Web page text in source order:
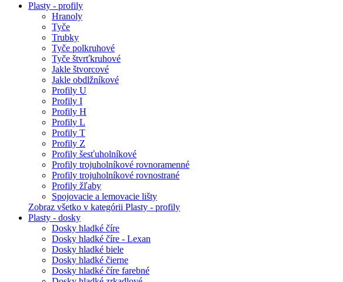
Plasty - profily
Hranoly
Tyče
Trubky
Tyče polkruhové
Tyče štvrťkruhové
Jakle štvorcové
Jakle obdlžníkové
Profily U
Profily I
Profily H
Profily L
Profily T
Profily Z
Profily šesťuholníkové
Profily trojuholníkové rovnoramenné
Profily trojuholníkové rovnostrané
Profily žľaby
Spojovacie a lemovacie lišty
Zobraz všetko v kategórii Plasty - profily
Plasty - dosky
Dosky hladké číre
Dosky hladké číre - Lexan
Dosky hladké biele
Dosky hladké čierne
Dosky hladké číre farebné